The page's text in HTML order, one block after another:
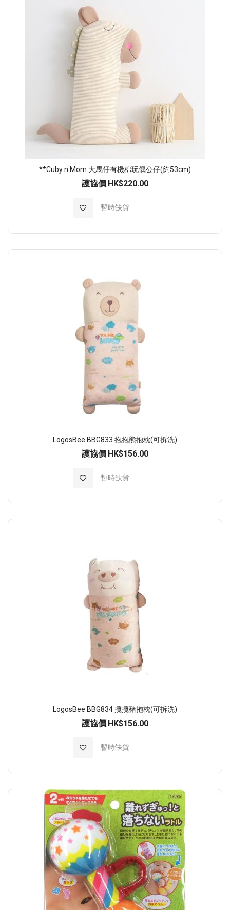
**Cuby n Mom 大馬仔有機棉玩偶公仔(約53cm)
護協價 HK$220.00
暫時缺貨
加入至願望清單
LogosBee BBG833 抱抱熊抱枕(可拆洗)
護協價 HK$156.00
暫時缺貨
加入至願望清單
LogosBee BBG834 攬攬豬抱枕(可拆洗)
護協價 HK$156.00
暫時缺貨
加入至願望清單